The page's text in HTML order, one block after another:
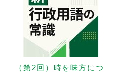
（第2回）時を味方につ